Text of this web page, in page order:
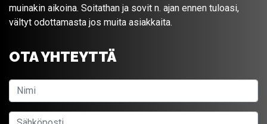
muinakin aikoina. Soitathan ja sovit n. ajan ennen tuloasi,
vältyt odottamasta jos muita asiakkaita.
OTA YHTEYTTÄ